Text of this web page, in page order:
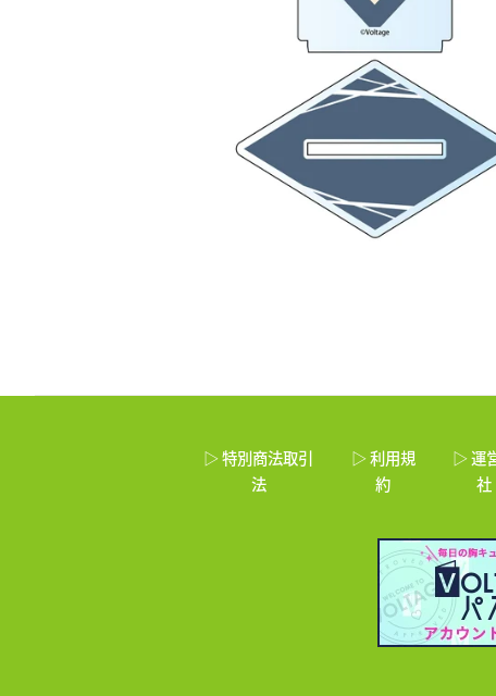
▷ 特別商法取引
法
▷ 利用規
約
▷ 運
社